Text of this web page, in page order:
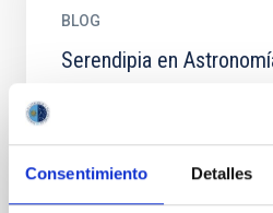
Consentimiento Detalles
BLOG
Serendipia en
LOS PÚLSARES: Los
el año de la llamada “guerra
“tercera guerra árabe-israelí”,
Bolivia...